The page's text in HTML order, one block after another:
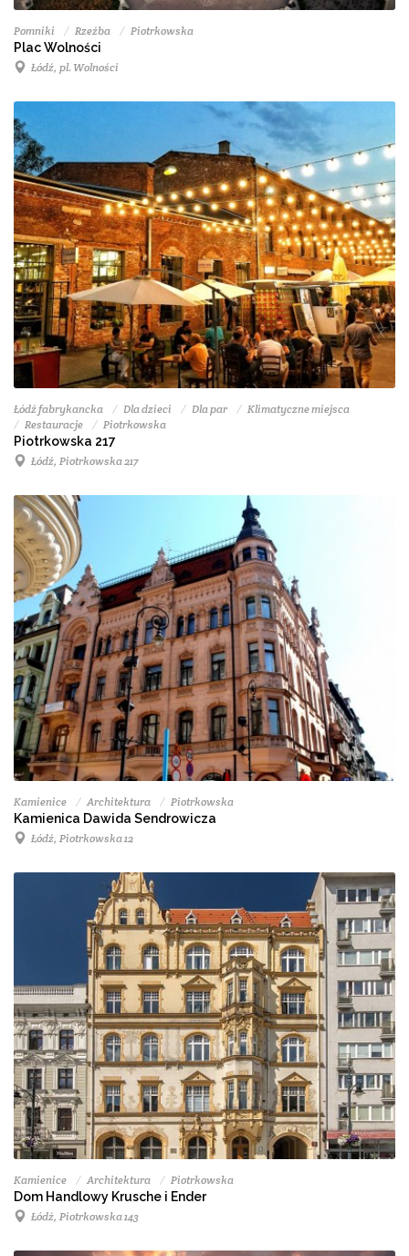
Pomniki Rzeźba Piotrkowska
Plac Wolności
Łódź, pl. Wolności
Łódź fabrykancka Dla dzieci Dla par
Klimatyczne miejsca
Restauracje
Piotrkowska
Piotrkowska 217
Łódź, Piotrkowska 217
Kamienice Architektura Piotrkowska
Kamienica Dawida Sendrowicza
Łódź, Piotrkowska 12
Kamienice Architektura Piotrkowska
Dom Handlowy Krusche i Ender
Łódź, Piotrkowska 143